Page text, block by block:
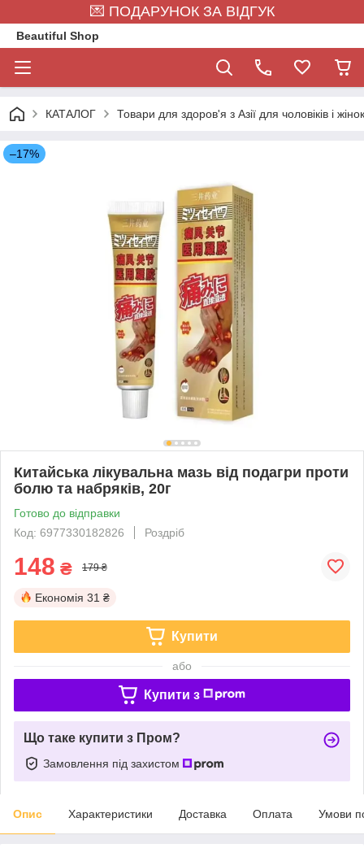
💌 ПОДАРУНОК ЗА ВІДГУК
Beautiful Shop
КАТАЛОГ Товари для здоров'я з Азії для чоловіків і жінок
–17%
Китайська лікувальна мазь від подагри проти
болю та набряків, 20г
Готово до відправки
Код: 6977330182826
Роздріб
148 ₴ 179 ₴
Економія 31 ₴
Купити
або
Купити з
Що таке купити з Пром?
Замовлення під захистом
Опис Характеристики Доставка Оплата Умови